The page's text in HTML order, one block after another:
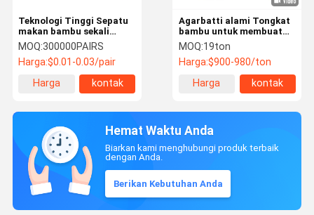
Teknologi Tinggi Sepatu
makan bambu sekali
pakai Restoran Sepatu
makan sekali pakai Grosir
MOQ:300000PAIRS
Harga:$0.01-0.03/pair
Harga
kontak
Agarbatti alami Tongkat
bambu untuk membuat
dupa
MOQ:19ton
Harga:$900-980/ton
Harga
kontak
Hemat Waktu Anda
Biarkan kami menghubungi produk terbaik
dengan Anda.
Berikan Kebutuhan Anda